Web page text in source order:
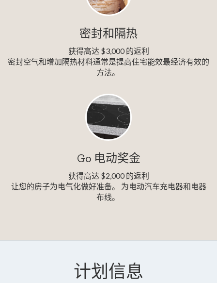
密封和隔热
获得高达 $3,000 的返利
密封空气和增加隔热材料通常是提高住宅能效最经济有效的
方法。
Go 电动奖金
获得高达 $2,000 的返利
让您的房子为电气化做好准备。 为电动汽车充电器和电器
布线。
计划信息